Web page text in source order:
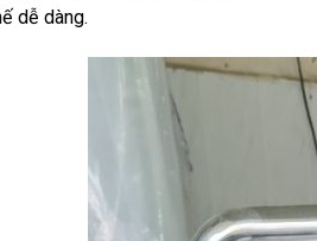
dễ dàng.